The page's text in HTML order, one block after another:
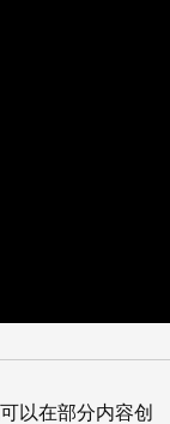
以在部分内容创